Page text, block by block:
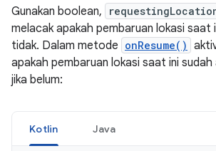
Gunakan boolean,
melacak apakah pembaruan lokasi saat
tidak. Dalam metode onResume()
apakah pembaruan lokasi saat ini
jika belum:
Kotlin Java